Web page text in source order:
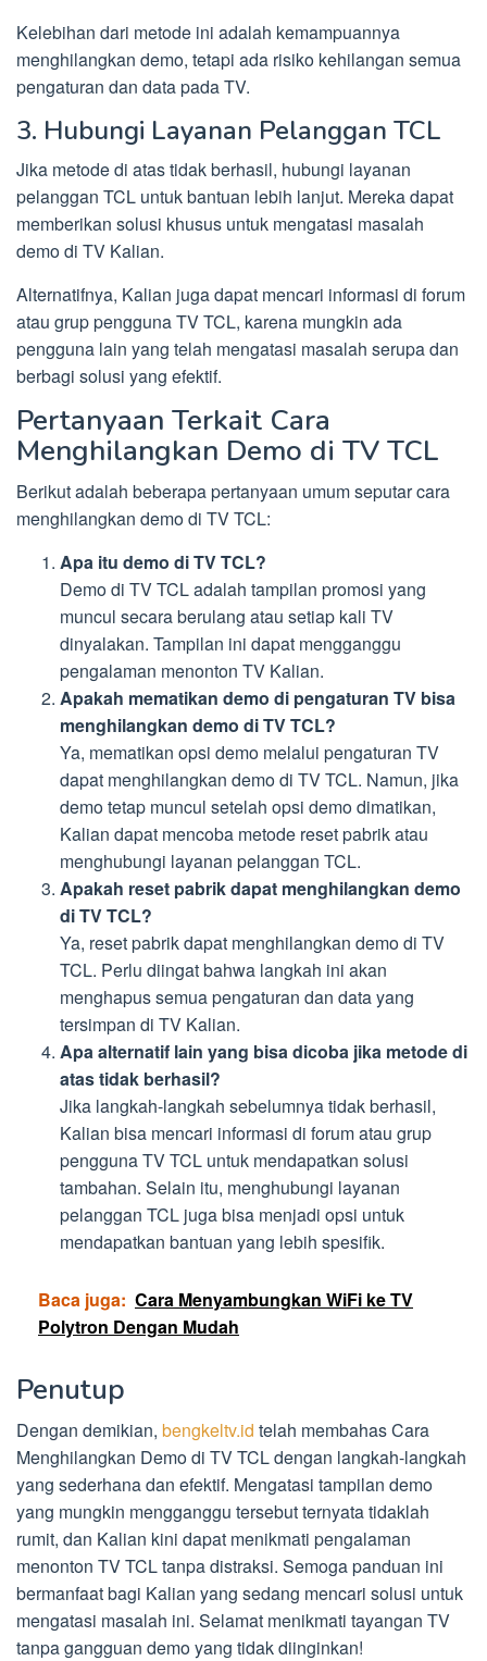
Kelebihan dari metode ini adalah kemampuannya
menghilangkan demo, tetapi ada risiko kehilangan semua
pengaturan dan data pada TV.
3. Hubungi Layanan Pelanggan TCL
Jika metode di atas tidak berhasil, hubungi layanan
pelanggan TCL untuk bantuan lebih lanjut. Mereka dapat
memberikan solusi khusus untuk mengatasi masalah
demo di TV Kalian.
Alternatifnya, Kalian juga dapat mencari informasi di forum
atau grup pengguna TV TCL, karena mungkin ada
pengguna lain yang telah mengatasi masalah serupa dan
berbagi solusi yang efektif.
Pertanyaan Terkait Cara
Menghilangkan Demo di TV TCL
Berikut adalah beberapa pertanyaan umum seputar cara
menghilangkan demo di TV TCL:
Apa itu demo di TV TCL?
Demo di TV TCL adalah tampilan promosi yang
muncul secara berulang atau setiap kali TV
dinyalakan. Tampilan ini dapat mengganggu
pengalaman menonton TV Kalian.
Apakah mematikan demo di pengaturan TV bisa
menghilangkan demo di TV TCL?
Ya, mematikan opsi demo melalui pengaturan TV
dapat menghilangkan demo di TV TCL. Namun, jika
demo tetap muncul setelah opsi demo dimatikan,
Kalian dapat mencoba metode reset pabrik atau
menghubungi layanan pelanggan TCL.
Apakah reset pabrik dapat menghilangkan demo
di TV TCL?
Ya, reset pabrik dapat menghilangkan demo di TV
TCL. Perlu diingat bahwa langkah ini akan
menghapus semua pengaturan dan data yang
tersimpan di TV Kalian.
Apa alternatif lain yang bisa dicoba jika metode di
atas tidak berhasil?
Jika langkah-langkah sebelumnya tidak berhasil,
Kalian bisa mencari informasi di forum atau grup
pengguna TV TCL untuk mendapatkan solusi
tambahan. Selain itu, menghubungi layanan
pelanggan TCL juga bisa menjadi opsi untuk
mendapatkan bantuan yang lebih spesifik.
Baca juga: Cara Menyambungkan WiFi ke TV
Polytron Dengan Mudah
Penutup
Dengan demikian, bengkeltv.id telah membahas Cara
Menghilangkan Demo di TV TCL dengan langkah-langkah
yang sederhana dan efektif. Mengatasi tampilan demo
yang mungkin mengganggu tersebut ternyata tidaklah
rumit, dan Kalian kini dapat menikmati pengalaman
menonton TV TCL tanpa distraksi. Semoga panduan ini
bermanfaat bagi Kalian yang sedang mencari solusi untuk
mengatasi masalah ini. Selamat menikmati tayangan TV
tanpa gangguan demo yang tidak diinginkan!